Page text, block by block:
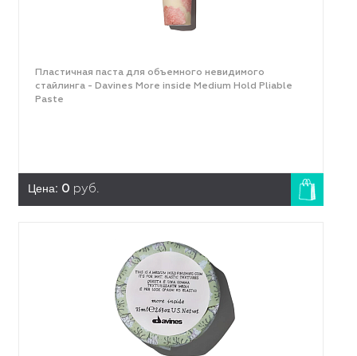
Пластичная паста для объемного невидимого
стайлинга - Davines More inside Medium Hold Pliable
Paste
Цена: 0 руб.